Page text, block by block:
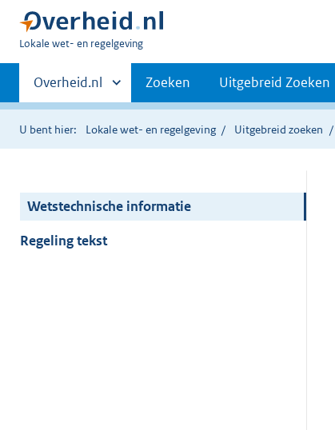
U
hier:
Lokale wet- en regelgeving
Primaire
navigatie
Andere
sites
binnen
Overheid.nl Zoeken Uitgebreid Zoeken
U bent hier: Lokale wet- en regelgeving Uitgebreid zoeken
Wetstechnische informatie
Regeling tekst